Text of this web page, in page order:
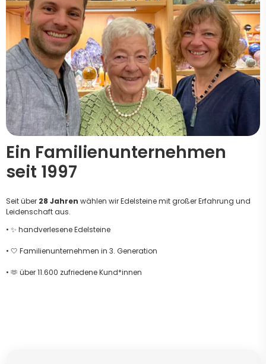
Ein Familienunternehmen
seit 1997
Seit über 28 Jahren wählen wir Edelsteine mit großer Erfahrung und
Leidenschaft aus.
• ✨ handverlesene Edelsteine
• 🤍 Familienunternehmen in 3. Generation
• 🫶 über 11.600 zufriedene Kund*innen